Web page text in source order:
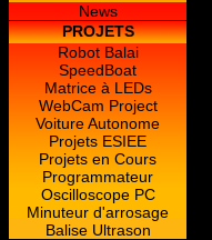
News
PROJETS
Robot Balai
SpeedBoat
Matrice à LEDs
WebCam Project
Voiture Autonome
Projets ESIEE
Projets en Cours
Programmateur
Oscilloscope PC
Minuteur d'arrosage
Balise Ultrason